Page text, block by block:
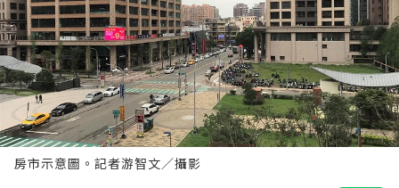
房市示意圖。記者游智文／攝影